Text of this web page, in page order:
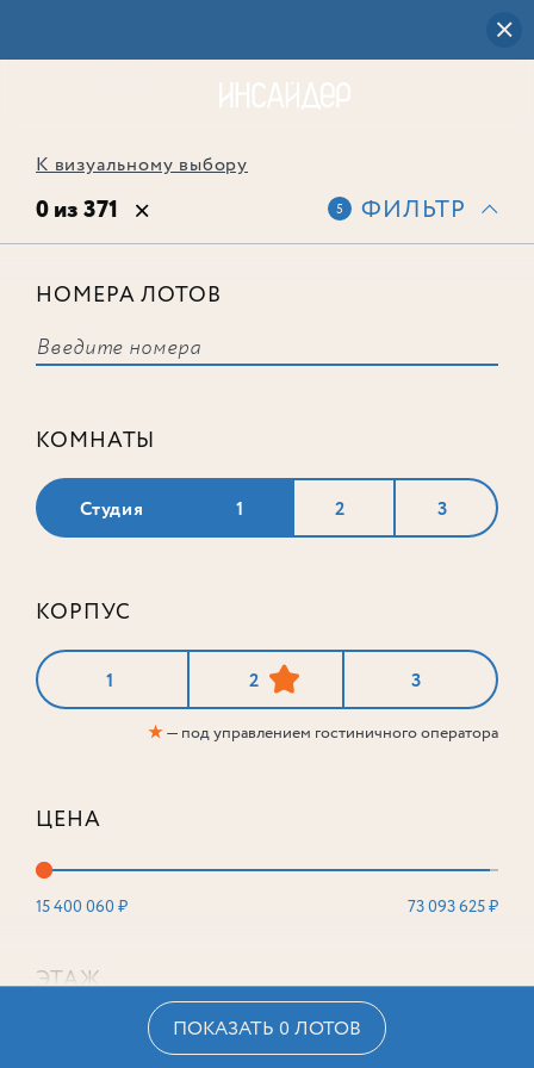
К визуальному выбору
0 из 371 5 ФИЛЬТР
НОМЕРА ЛОТОВ
КОМНАТЫ
Студия 1 2 3
КОРПУС
1 2 3
★— под управлением гостиничного оператора
ЦЕНА
15 400 060 ₽ 73 093 625 ₽
ЭТАЖ
ПОКАЗАТЬ 0 ЛОТОВ
соответствует ни одного лота